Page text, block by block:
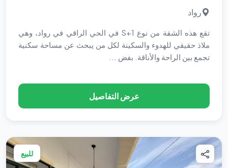
رواد
تقع هذه الشقة من نوع S+1 في الحي الراقي في رواد، وهي
ملاذ حقيقي للهدوء والسكينة لكل من يبحث عن مساحة سكنية
تجمع بين الراحة والأناقة. بفض ...
عرض التفاصيل
للبيع